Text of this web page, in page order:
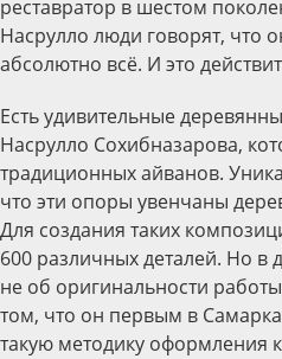
реставратор в шестом
Насрулло люди говорят, что
абсолютно всё. И это
Есть удивительные
Насрулло Сохибназарова,
традиционных айванов.
что эти опоры увенчаны
Для создания таких
600 различных деталей. Но в
не об оригинальности
том, что он первым в
такую методику оформления